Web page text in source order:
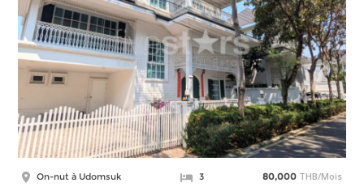
On-nut à Udomsuk 3 80,000 THB/Mois